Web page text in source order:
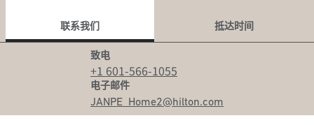
联系我们
抵达时间
致电
拨打电话
+1 601-566-1055
电子邮件
发送邮件
JANPE_Home2@hilton.com